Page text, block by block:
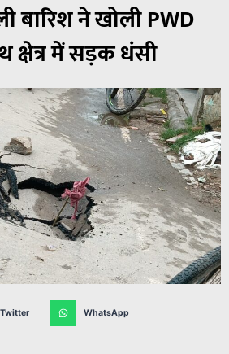
बारिश ने खोली PWD
क्षेत्र में सड़क धंसी
Twitter WhatsApp